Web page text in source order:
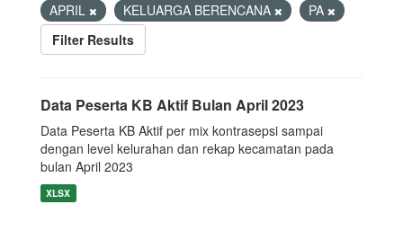
APRIL
KELUARGA BERENCANA
PA
Filter Results
Data Peserta KB Aktif Bulan April 2023
Data Peserta KB Aktif per mix kontrasepsi sampai
dengan level kelurahan dan rekap kecamatan pada
bulan April 2023
XLSX